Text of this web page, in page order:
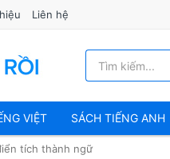
Liên hệ
VIỆT SÁCH TIẾNG ANH
tích thành ngữ